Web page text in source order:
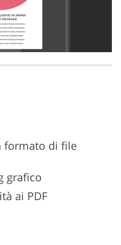
formato di file
grafico
ai PDF